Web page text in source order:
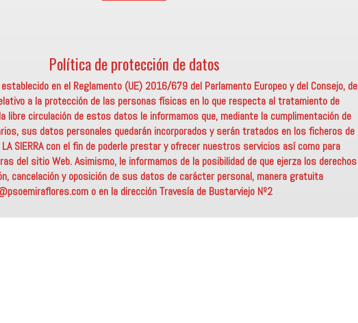
Política de protección de datos
en el Reglamento (UE) 2016/679 del Parlamento Europeo y del Consejo, de
a la protección de las personas físicas en lo que respecta al tratamiento de
libre circulación de estos datos le informamos que, mediante la cumplimentación de
sus datos personales quedarán incorporados y serán tratados en los ficheros de
LA SIERRA con el fin de poderle prestar y ofrecer nuestros servicios así como para
del sitio Web. Asimismo, le informamos de la posibilidad de que ejerza los derechos
cancelación y oposición de sus datos de carácter personal, manera gratuita
o en la dirección Travesía de Bustarviejo Nº2